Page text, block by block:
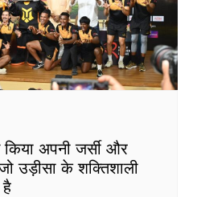
किया अपनी जर्सी और
उड़ीसा के शक्तिशाली
है